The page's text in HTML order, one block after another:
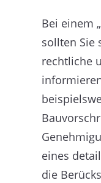
Bei einem
sollten Sie
rechtliche
eines
die